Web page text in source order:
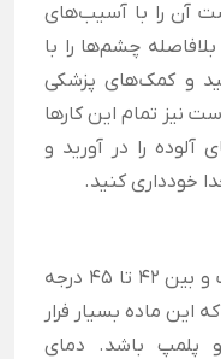
آن را با آسیب‌های
چشم‌ها را با
دقیقه بشویید و کمک‌های پزشکی
نیز تمام این کارها
را در آورید و
خودداری کنید.
منتول خیلی کم در آب محلول است و بین 42 تا 45 درجه
این ماده بسیار فرار
پلمپ باشد. دمای